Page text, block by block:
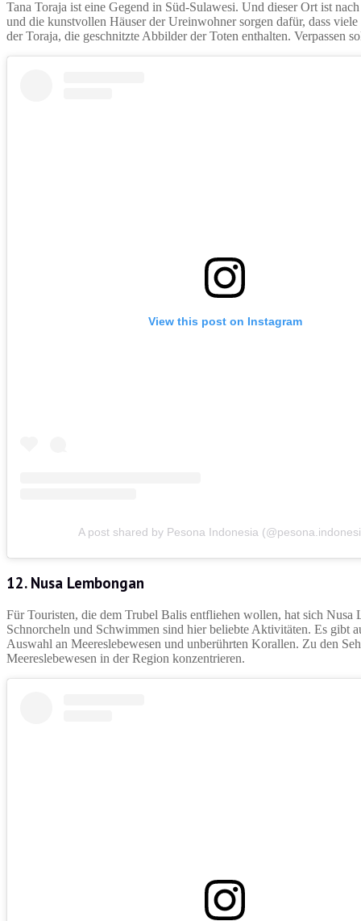
Tana Toraja ist eine Gegend in Süd-Sulawesi. Und dieser Ort ist
und die kunstvollen Häuser der Ureinwohner sorgen dafür, dass
der Toraja, die geschnitzte Abbilder der Toten enthalten. Verpassen
View this post on Instagram
A post shared by Pesona Indonesia
12. Nusa Lembongan
Für Touristen, die dem Trubel Balis entfliehen wollen, hat sich
Schnorcheln und Schwimmen sind hier beliebte Aktivitäten. Es gibt
Auswahl an Meereslebewesen und unberührten Korallen. Zu den
Meereslebewesen in der Region konzentrieren.